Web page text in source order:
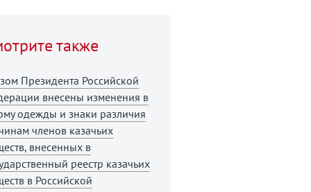
также
Президента Российской
внесены изменения в
одежды и знаки различия
членов казачьих
внесенных в
реестр казачьих
в Российской